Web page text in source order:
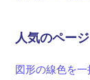
人気のページ
図形の線色を